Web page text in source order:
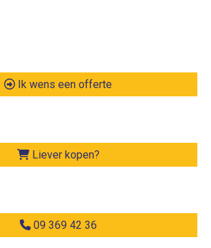
Ik wens een offerte
Liever kopen?
09 369 42 36